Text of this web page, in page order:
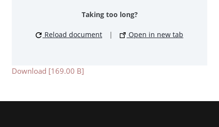
Taking too long?
Reload document | Open in new tab
Download [169.00 B]